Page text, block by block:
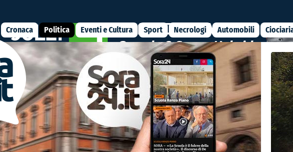
Cronaca Politica Eventi e Cultura Sport Necrologi Automobili